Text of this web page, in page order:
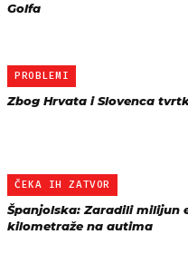
Golfa
PROBLEMI
Zbog Hrvata i Slovenca
ČEKA IH ZATVOR
Španjolska: Zaradili milijun
kilometraže na autima